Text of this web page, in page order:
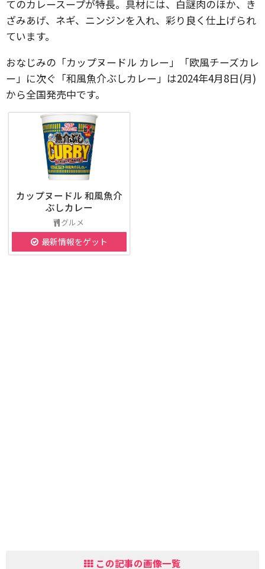
てのカレースープが特長。具材には、白謎肉のほか、き
ざみあげ、ネギ、ニンジンを入れ、彩り良く仕上げられ
ています。
おなじみの「カップヌードル カレー」「欧風チーズカレ
ー」に次ぐ「和風魚介ぶしカレー」は2024年4月8日(月)
から全国発売中です。
カップヌードル 和風魚介
ぶしカレー
グルメ
最新情報をゲット
この記事の画像一覧